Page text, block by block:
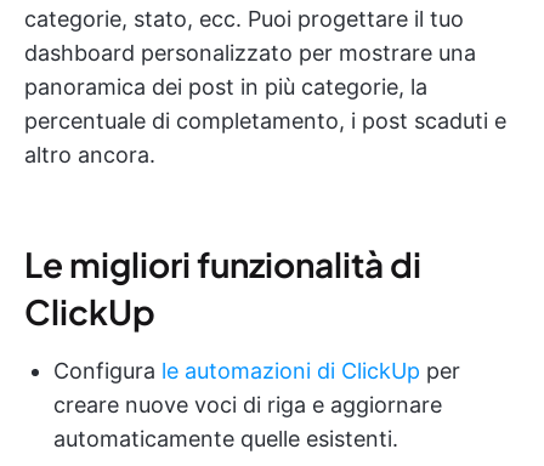
categorie, stato, ecc. Puoi progettare il tuo
dashboard personalizzato per mostrare una
panoramica dei post in più categorie, la
percentuale di completamento, i post scaduti e
altro ancora.
Le migliori funzionalità di
ClickUp
Configura le automazioni di ClickUp per
creare nuove voci di riga e aggiornare
automaticamente quelle esistenti.